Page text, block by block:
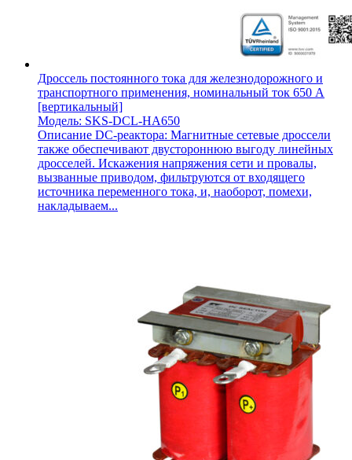
Дроссель постоянного тока для железнодорожного и
транспортного применения, номинальный ток 650 А
[вертикальный]
Модель: SKS-DCL-HA650
Описание DC-реактора: Магнитные сетевые дроссели
также обеспечивают двустороннюю выгоду линейных
дросселей. Искажения напряжения сети и провалы,
вызванные приводом, фильтруются от входящего
источника переменного тока, и, наоборот, помехи,
накладываем...